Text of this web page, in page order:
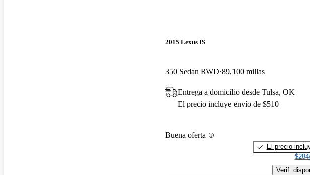
2015 Lexus IS
350 Sedan RWD 89,100 millas
Entrega a domicilio desde Tulsa, OK
El precio incluye envío de $510
Buena oferta
El precio
Verif.